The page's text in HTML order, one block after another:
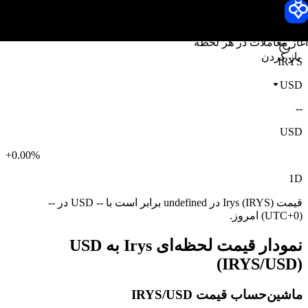
آغاز معاملات در هر لحظه
باز کردن
قیمت Irys
IRYS
USD
--
USD
+0.00%
1D
قیمت Irys (IRYS) در undefined برابر است با -- USD در --
(UTC+0) امروز.
نمودار قیمت لحظه‌ای Irys به USD
(IRYS/USD)
ماشین‌حساب قیمت IRYS/USD